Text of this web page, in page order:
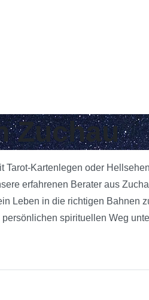
Zuchau
Kartenlegen oder
erfahrenen Berater aus
Leben in die richtigen Bahnen
spirituellen Weg